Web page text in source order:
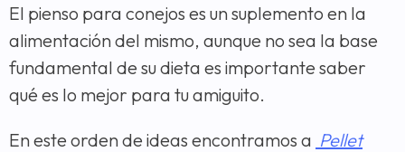
El pienso para conejos es un suplemento en la
alimentación del mismo, aunque no sea la base
fundamental de su dieta es importante saber
qué es lo mejor para tu amiguito.
En este orden de ideas encontramos a Pellet